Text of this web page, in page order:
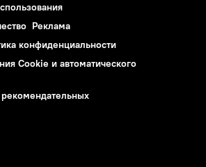
Реклама
конфиденциальности
Cookie и автоматического